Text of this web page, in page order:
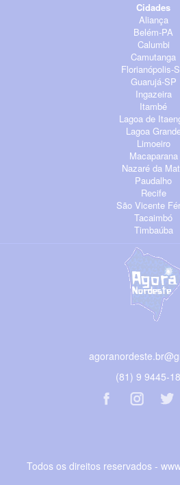
Cidades
Aliança
Belém-PA
Calumbi
Camutanga
Florianópolis-
Guarujá-SP
Ingazeira
Itambé
Lagoa de
Lagoa
Limoeiro
Macaparana
Nazaré da
Paudalho
Recife
São Vicente
Tacaimbó
Timbaúba
(81) 9 9445-
Todos os direitos reservados -